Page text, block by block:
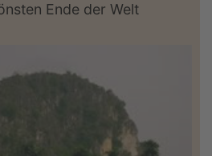
Ende der Welt